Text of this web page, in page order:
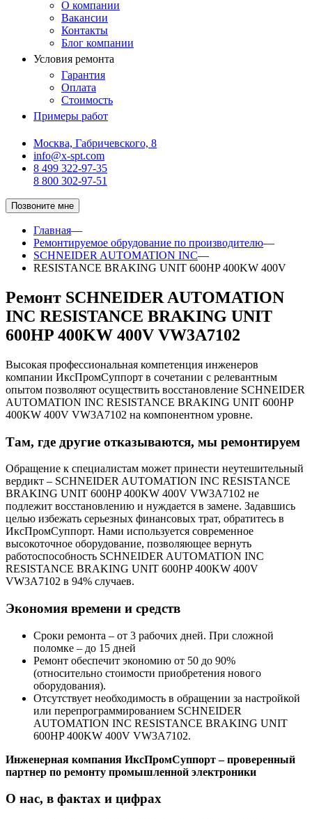
О компании
Вакансии
Контакты
Блог компании
Условия ремонта
Гарантия
Оплата
Стоимость
Примеры работ
Москва, Габричевского, 8
info@x-spt.com
8 499 322-97-35
8 800 302-97-51
Позвоните мне
Главная—
Ремонтируемое обрудование по производителю—
SCHNEIDER AUTOMATION INC—
RESISTANCE BRAKING UNIT 600HP 400KW 400V
Ремонт SCHNEIDER AUTOMATION
INC RESISTANCE BRAKING UNIT
600HP 400KW 400V VW3A7102
Высокая профессиональная компетенция инженеров
компании ИксПромСуппорт в сочетании с релевантным
опытом позволяют осуществить восстановление SCHNEIDER
AUTOMATION INC RESISTANCE BRAKING UNIT 600HP
400KW 400V VW3A7102 на компонентном уровне.
Там, где другие отказываются, мы ремонтируем
Обращение к специалистам может принести неутешительный
вердикт – SCHNEIDER AUTOMATION INC RESISTANCE
BRAKING UNIT 600HP 400KW 400V VW3A7102 не
подлежит восстановлению и нуждается в замене. Задавшись
целью избежать серьезных финансовых трат, обратитесь в
ИксПромСуппорт. Нами используется современное
высокоточное оборудование, позволяющее вернуть
работоспособность SCHNEIDER AUTOMATION INC
RESISTANCE BRAKING UNIT 600HP 400KW 400V
VW3A7102 в 94% случаев.
Экономия времени и средств
Сроки ремонта – от 3 рабочих дней. При сложной
поломке – до 15 дней
Ремонт обеспечит экономию от 50 до 90%
(относительно стоимости приобретения нового
оборудования).
Отсутствует необходимость в обращении за настройкой
или перепрограммированием SCHNEIDER
AUTOMATION INC RESISTANCE BRAKING UNIT
600HP 400KW 400V VW3A7102.
Инженерная компания ИксПромСуппорт – проверенный
партнер по ремонту промышленной электроники
О нас, в фактах и цифрах